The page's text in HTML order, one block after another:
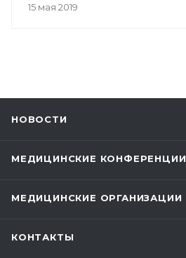
15 мая 2019
НОВОСТИ
МЕДИЦИНСКИЕ КОНФЕРЕНЦИИ
МЕДИЦИНСКИЕ ОРГАНИЗАЦИИ
КОНТАКТЫ